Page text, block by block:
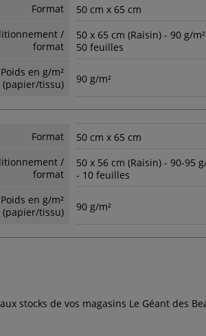
Format
50 cm x 65 cm
/
format
50 x 65 cm (Raisin) - 90 g/
50 feuilles
Poids en g/m²
(papier/tissu)
90 g/m²
Format
50 cm x 65 cm
/
format
50 x 56 cm (Raisin) - 90-95
- 10 feuilles
Poids en g/m²
(papier/tissu)
90 g/m²
stocks de vos magasins Le Géant des